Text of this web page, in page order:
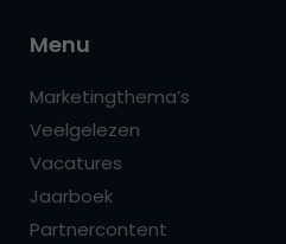
Menu
Marketingthema’s
Veelgelezen
Vacatures
Jaarboek
Partnercontent